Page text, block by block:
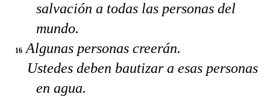
salvación a todas las personas del
mundo.
16 Algunas personas creerán.
Ustedes deben bautizar a esas personas
en agua.